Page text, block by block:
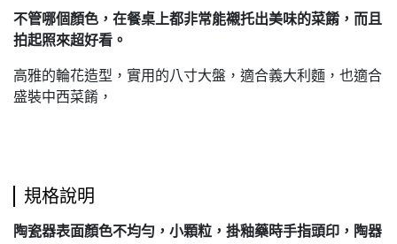
不管哪個顏色，在餐桌上都非常能襯托出美味的菜餚，而且
拍起照來超好看。
高雅的輪花造型，實用的八寸大盤，適合義大利麵，也適合
盛裝中西菜餚，
規格說明
陶瓷器表面顏色不均勻，小顆粒，掛釉藥時手指頭印，陶器